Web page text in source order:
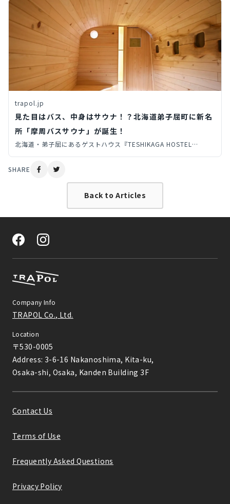
trapol.jp
見た目はバス、中身はサウナ！？北海道弟子屈町に新名
所「摩周バスサウナ」が誕生！
北海道・弟子屈にあるゲストハウス『TESHIKAGA HOSTEL
MISATO』の敷地内に見た目はバス、中身はサウナのバスサウナが
オープン！
SHARE
Back to Articles
Company Info
TRAPOL Co., Ltd.
Location
〒530-0005
Address: 3-6-16 Nakanoshima, Kita-ku,
Osaka-shi, Osaka, Kanden Building 3F
Contact Us
Terms of Use
Frequently Asked Questions
Privacy Policy